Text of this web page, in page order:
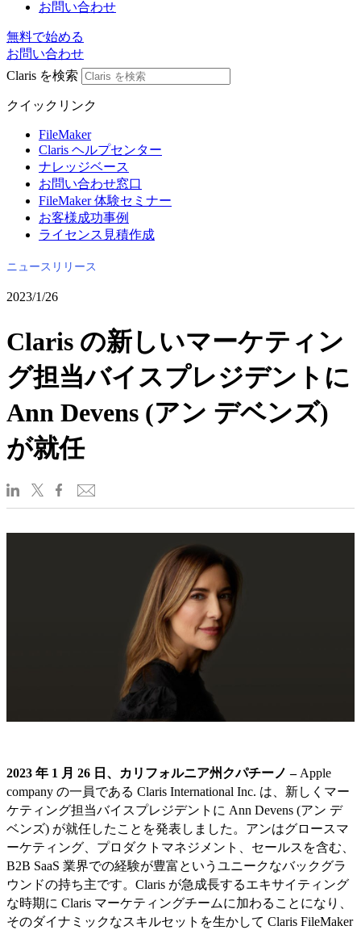
お問い合わせ
無料で始める
お問い合わせ
Claris を検索
クイックリンク
FileMaker
Claris ヘルプセンター
ナレッジベース
お問い合わせ窓口
FileMaker 体験セミナー
お客様成功事例
ライセンス見積作成
ニュースリリース
2023/1/26
Claris の新しいマーケティン
グ担当バイスプレジデントに
Ann Devens (アン デベンズ)
が就任
2023 年 1 月 26 日、カリフォルニア州クパチーノ –Apple
company の一員である Claris International Inc. は、新しくマー
ケティング担当バイスプレジデントに Ann Devens (アン デ
ベンズ) が就任したことを発表しました。アンはグロースマ
ーケティング、プロダクトマネジメント、セールスを含む、
B2B SaaS 業界での経験が豊富というユニークなバックグラ
ウンドの持ち主です。Claris が急成長するエキサイティング
な時期に Claris マーケティングチームに加わることになり、
そのダイナミックなスキルセットを生かして Claris FileMaker